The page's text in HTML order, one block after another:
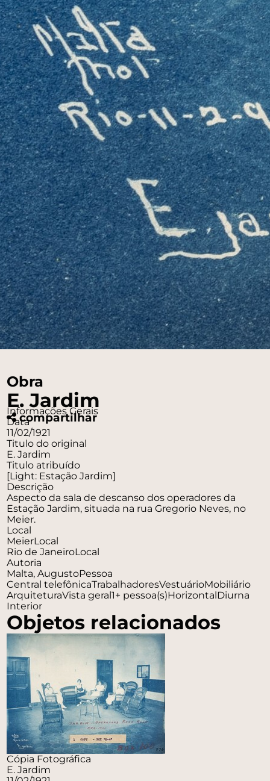
Obra
E. Jardim
compartilhar
Informações Gerais
Data
11/02/1921
Titulo do original
E. Jardim
Titulo atribuído
[Light: Estação Jardim]
Descrição
Aspecto da sala de descanso dos operadores da
Estação Jardim, situada na rua Gregorio Neves, no
Meier.
Local
MeierLocal
Rio de JaneiroLocal
Autoria
Malta, AugustoPessoa
Central telefônicaTrabalhadoresVestuárioMobiliário
ArquiteturaVista geral1+ pessoa(s)HorizontalDiurna
Interior
Objetos relacionados
Cópia Fotográfica
E. Jardim